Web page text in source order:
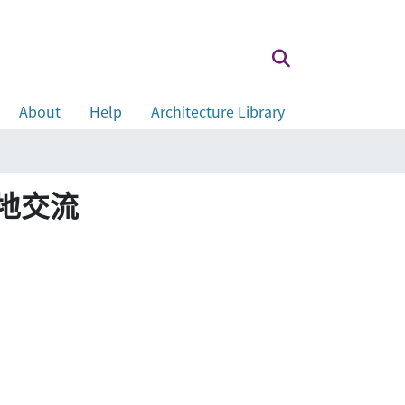
About Help
Architecture Library
交流